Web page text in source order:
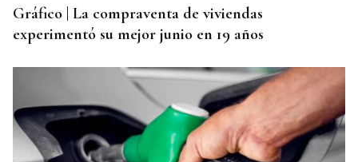
Gráfico | La compraventa de viviendas
experimentó su mejor junio en 19 años